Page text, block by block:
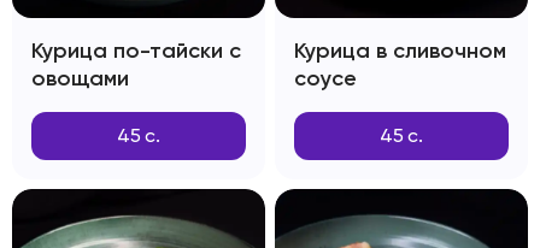
Курица по-тайски с
овощами
45 с.
Курица в сливочном
соусе
45 с.